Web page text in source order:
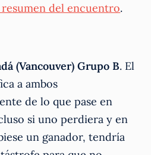
del encuentro.
(Vancouver) Grupo B. El
a ambos
de lo que pase en
si uno perdiera y en
un ganador, tendría